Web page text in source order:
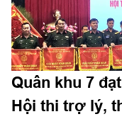
Quân khu 7
Hội thi trợ lý,